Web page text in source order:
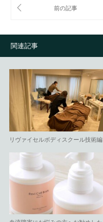
関連記事
リヴァイセルボディスクール技術編